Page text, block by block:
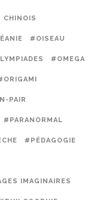
CHINOIS
#OISEAU
#OMEGA
PAIR
#PARANORMAL
#PÉDAGOGIE
IMAGINAIRES